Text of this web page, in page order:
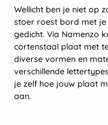
Wellicht ben je niet op
stoer roest bord met je
gedicht. Via Namenzo
cortenstaal plaat met
diverse vormen en
verschillende
je zelf hoe jouw plaat
aan.